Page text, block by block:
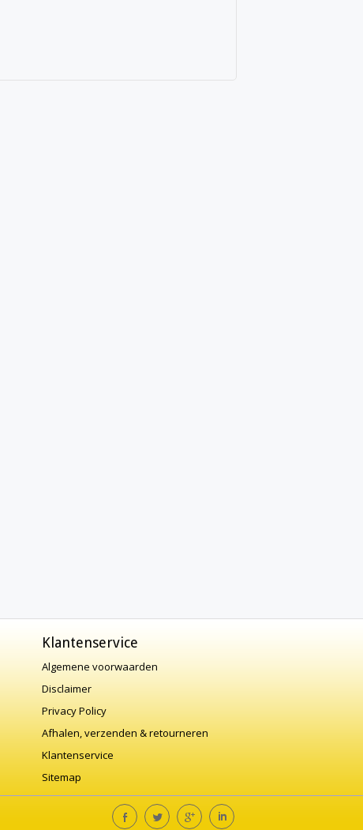
Klantenservice
Algemene voorwaarden
Disclaimer
Privacy Policy
Afhalen, verzenden & retourneren
Klantenservice
Sitemap